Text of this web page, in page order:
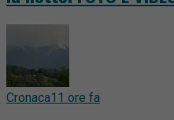
Cronaca11 ore fa